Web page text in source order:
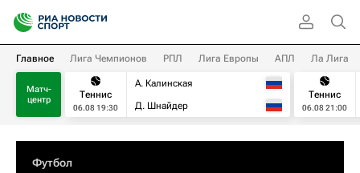
Главное Лига Чемпионов РПЛ Лига Европы АПЛ Ла Лига
Матч-
центр
Теннис
06.08 19:30
А. Калинская
Д. Шнайдер
Теннис
06.08 21:00
Футбол